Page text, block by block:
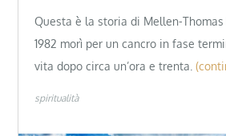
Questa è la storia di Mellen-
1982 morì per un cancro in fase
vita dopo circa un’ora e trenta.
spiritualità